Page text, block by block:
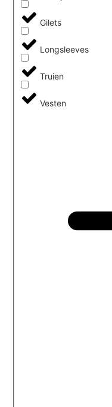
Gilets
Longsleeves
Truien
Vesten